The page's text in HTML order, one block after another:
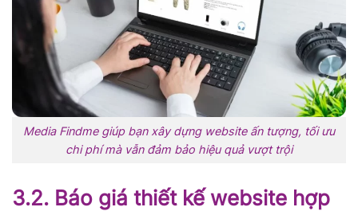
Media Findme giúp bạn xây dựng website ấn tượng, tối ưu
chi phí mà vẫn đảm bảo hiệu quả vượt trội
3.2. Báo giá thiết kế website hợp